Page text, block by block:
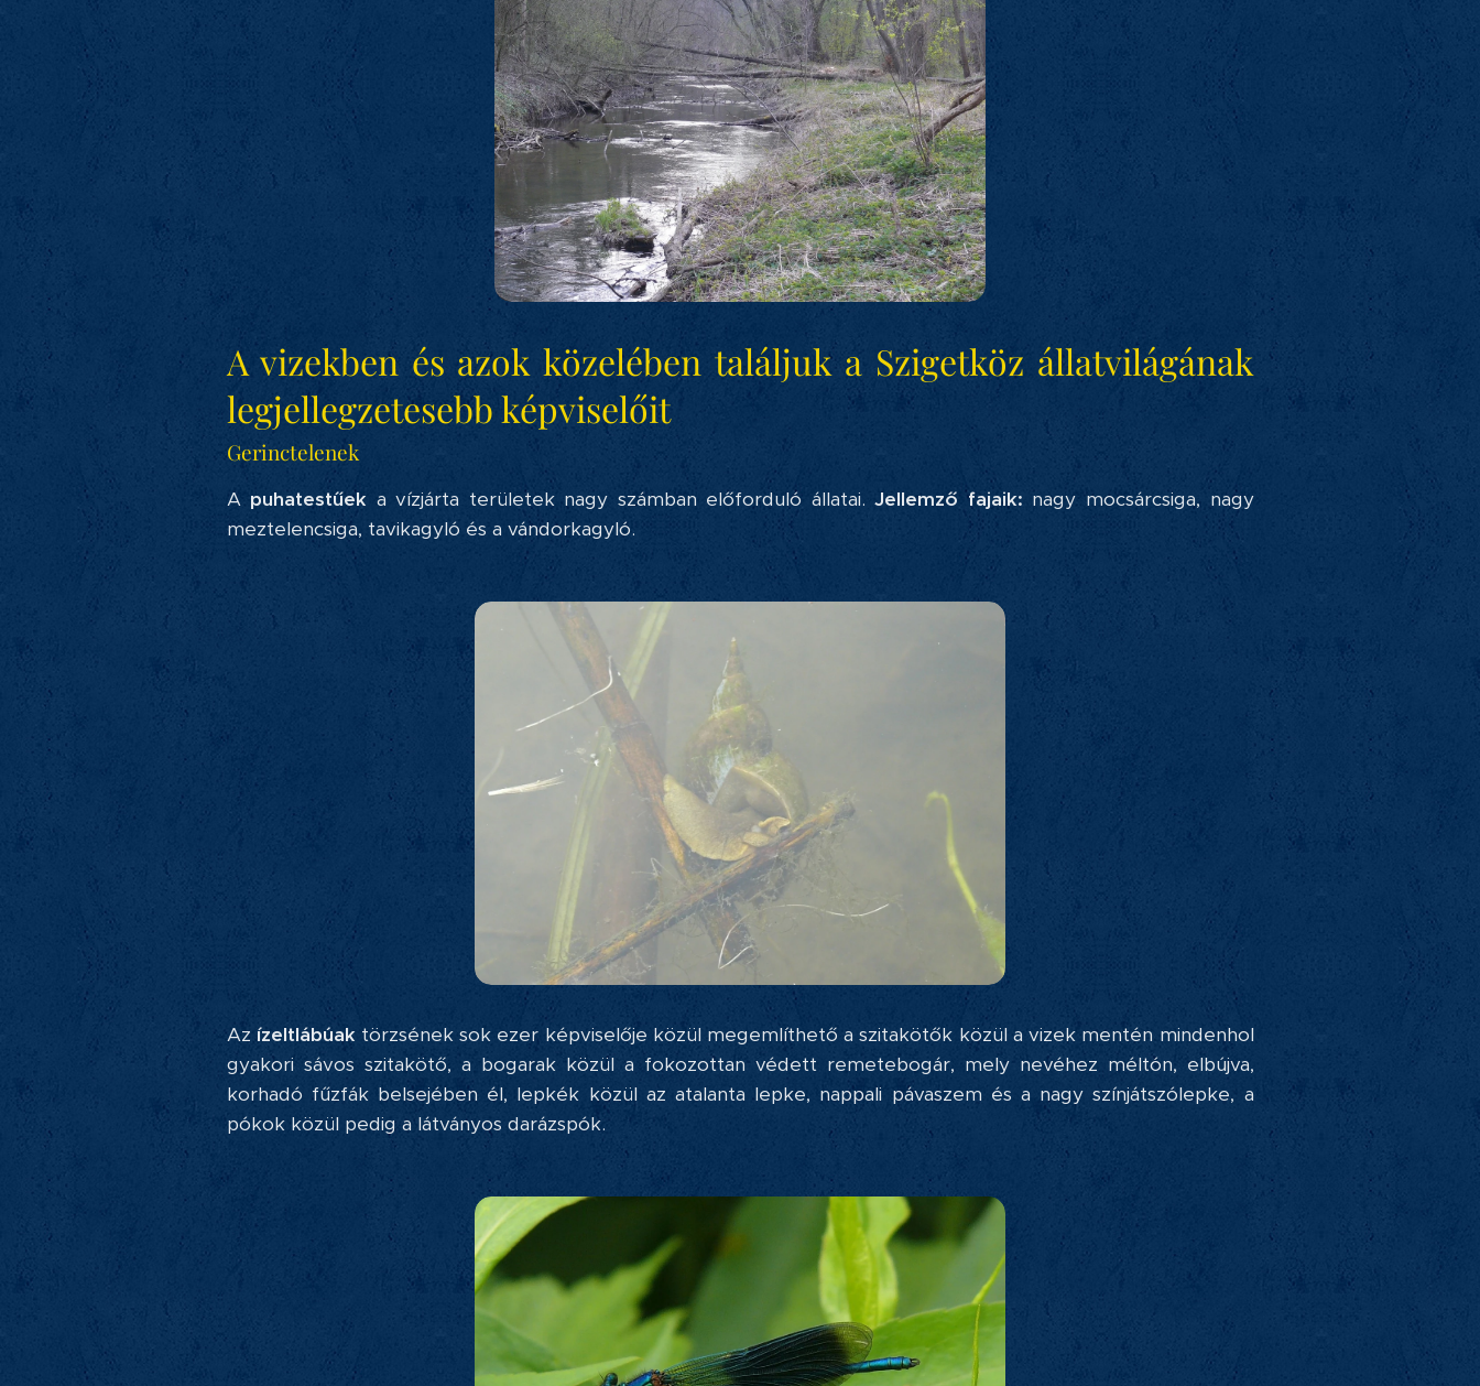
A vizekben és azok közelében találjuk a Szigetköz állatvilágának
legjellegzetesebb képviselőit
Gerinctelenek
A puhatestűek a vízjárta területek nagy számban előforduló állatai.Jellemző fajaik: nagy mocsárcsiga, nagy
meztelencsiga, tavikagyló és a vándorkagyló.
Az ízeltlábúak törzsének sok ezer képviselője közül megemlíthető a szitakötők közül a vizek mentén mindenhol
gyakori sávos szitakötő, a bogarak közül a fokozottan védett remetebogár, mely nevéhez méltón, elbújva,
korhadó fűzfák belsejében él, lepkék közül az atalanta lepke, nappali pávaszem és a nagy színjátszólepke, a
pókok közül pedig a látványos darázspók.